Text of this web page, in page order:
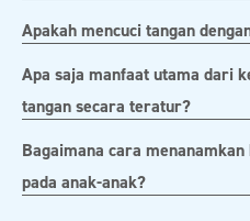
Apakah mencuci tangan
Apa saja manfaat utama dari
tangan secara teratur?
Bagaimana cara
pada anak-anak?